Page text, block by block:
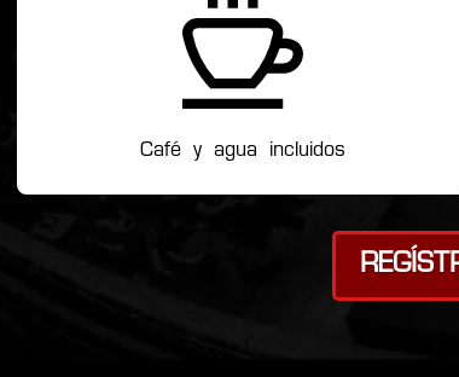
Café y agua incluidos